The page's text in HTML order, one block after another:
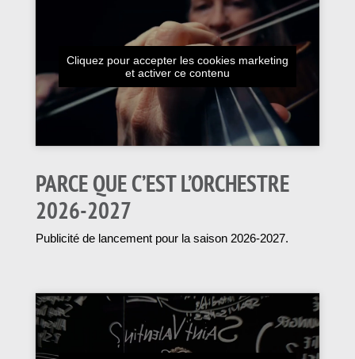
Cliquez pour accepter les cookies marketing
et activer ce contenu
PARCE QUE C’EST L’ORCHESTRE
2026-2027
Publicité de lancement pour la saison 2026-2027.